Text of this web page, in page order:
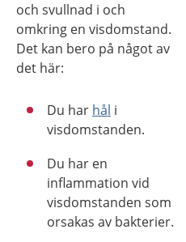
och svullnad i och
omkring en visdomstand.
Det kan bero på något av
det här:
Du har hål i
visdomstanden.
Du har en
inflammation vid
visdomstanden som
orsakas av bakterier.